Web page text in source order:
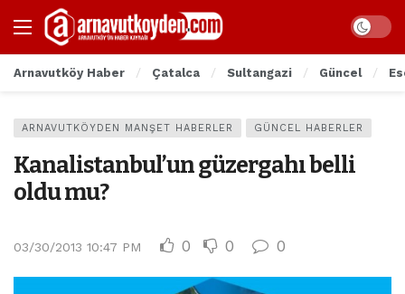
Arnavutköy Haber Çatalca Sultangazi Güncel
ARNAVUTKÖYDEN MANŞET HABERLER GÜNCEL HABERLER
Kanalistanbul’un güzergahı belli
oldu mu?
03/30/2013 10:47 PM 0 0 0